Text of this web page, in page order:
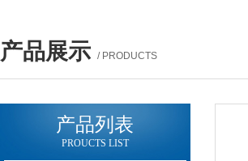
产品展示 / PRODUCTS
产品列表
PROUCTS LIST